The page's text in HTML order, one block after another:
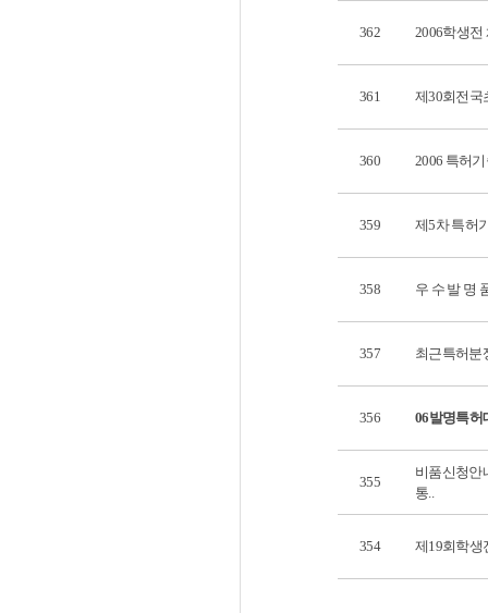
362 2006학생전
361 제30회전국
360 2006 특허
359 제5차 특허
358 우 수 발 명
357 최근특허분
356 06발명특허
355
비품신청안
통..
354 제19회학생